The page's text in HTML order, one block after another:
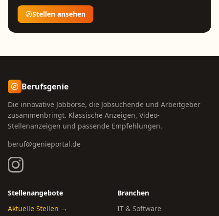
Stellen ansehen
Berufsgenie
Die innovative Jobbörse, die Jobsuchende und Arbeitgeber
zusammenbringt. Klassische Anzeigen, Video-
Stellenanzeigen und passende Empfehlungen.
beruf@genieportal.de
Stellenangebote
Aktuelle Stellen →
Branchen
IT & Software